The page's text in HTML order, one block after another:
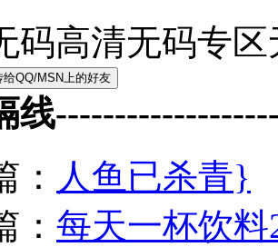
码高清无码专
线
： 人鱼已杀青}
： 每天一杯饮